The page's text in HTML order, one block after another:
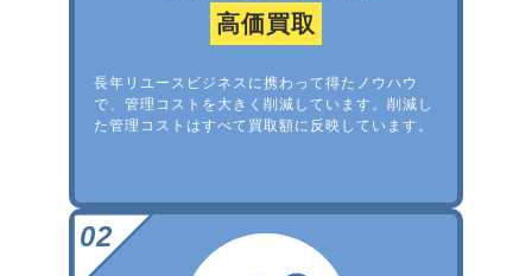
高価買取
長年リユースビジネスに携わって得たノウハウ
で、管理コストを大きく削減しています。削減し
た管理コストはすべて買取額に反映しています。